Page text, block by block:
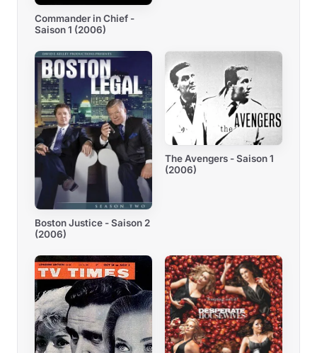
Commander in Chief -
Saison 1 (2006)
Boston Justice - Saison 2
(2006)
The Avengers - Saison 1
(2006)